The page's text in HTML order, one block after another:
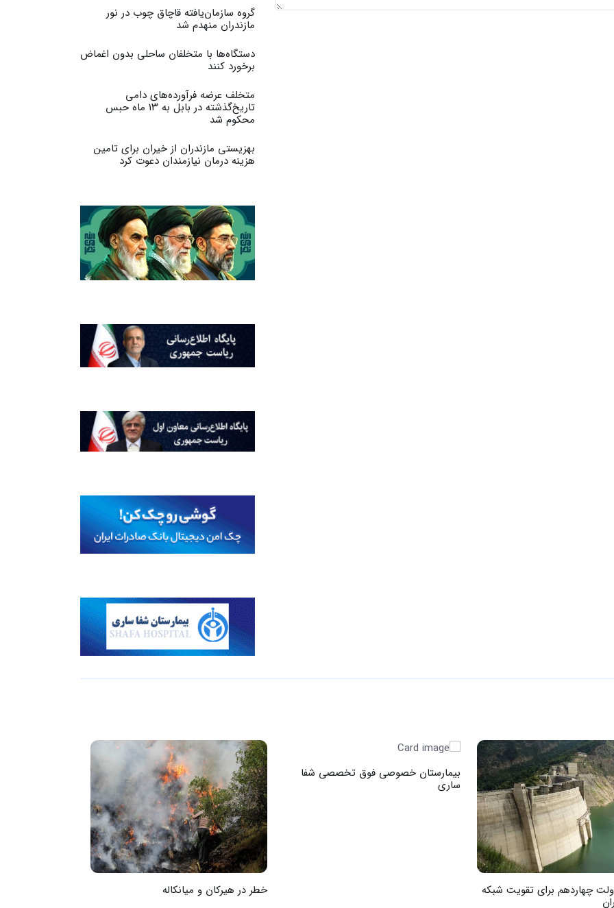
گروه سازمان‌یافته قاچاق چوب در نور
مازندران منهدم شد
دستگاه‌ها با متخلفان ساحلی بدون اغماض
برخورد کنند
متخلف عرضه فرآورده‌های دامی
تاریخ‌گذشته در بابل به ۱۳ ماه حبس
محکوم شد
بهزیستی مازندران از خیران برای تامین
هزینه درمان نیازمندان دعوت کرد
چهاردهم برای تقویت شبکه
بیمارستان خصوصی فوق تخصصی شفا
ساری
خطر در هیرکان و میانکاله